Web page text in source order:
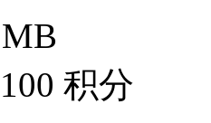
100 积分